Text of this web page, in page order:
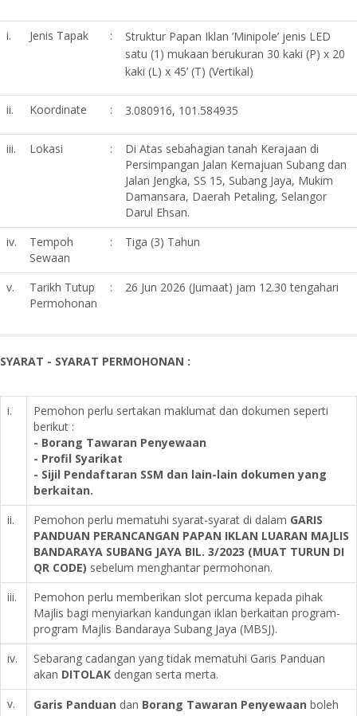
i. Jenis Tapak :
Struktur Papan Iklan ’Minipole’ jenis LED
satu (1) mukaan berukuran 30 kaki (P) x 20
kaki (L) x 45’ (T) (Vertikal)
ii. Koordinate : 3.080916, 101.584935
iii. Lokasi :
Di Atas sebahagian tanah Kerajaan di
Persimpangan Jalan Kemajuan Subang dan
Jalan Jengka, SS 15, Subang Jaya, Mukim
Damansara, Daerah Petaling, Selangor
Darul Ehsan.
iv.
Tempoh
Sewaan
: Tiga (3) Tahun
v.
Tarikh Tutup
Permohonan
: 26 Jun 2026 (Jumaat) jam 12.30 tengahari
SYARAT - SYARAT PERMOHONAN :
i.
Pemohon perlu sertakan maklumat dan dokumen seperti
berikut :
- Borang Tawaran Penyewaan
- Profil Syarikat
- Sijil Pendaftaran SSM dan lain-lain dokumen yang
berkaitan.
ii.
Pemohon perlu mematuhi syarat-syarat di dalam GARIS
PANDUAN PERANCANGAN PAPAN IKLAN LUARAN MAJLIS
BANDARAYA SUBANG JAYA BIL. 3/2023 (MUAT TURUN DI
QR CODE) sebelum menghantar permohonan.
iii.
Pemohon perlu memberikan slot percuma kepada pihak
Majlis bagi menyiarkan kandungan iklan berkaitan program-
program Majlis Bandaraya Subang Jaya (MBSJ).
iv.
Sebarang cadangan yang tidak mematuhi Garis Panduan
akan DITOLAK dengan serta merta.
v.
Garis Panduan dan Borang Tawaran Penyewaan boleh